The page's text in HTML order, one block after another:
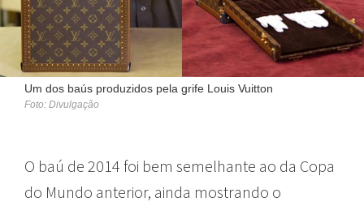
Um dos baús produzidos pela grife Louis Vuitton
Foto: Divulgação
O baú de 2014 foi bem semelhante ao da Copa
do Mundo anterior, ainda mostrando o